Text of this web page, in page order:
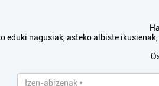
eduki nagusiak, asteko albiste